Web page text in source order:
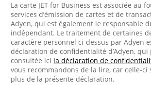
La carte JET for Business est associée au
services d’émission de cartes et de
Adyen, qui est également le responsable
indépendant. Le traitement de certaines
caractère personnel ci-dessus par Adyen
déclaration de confidentialité d’Adyen, qui
consultée ici la déclaration de
vous recommandons de la lire, car celle-ci
plus de la présente déclaration.